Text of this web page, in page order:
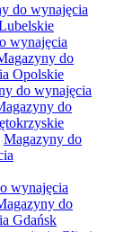
do wynajęcia
wynajęcia
do
Opolskie
do wynajęcia
do
Magazyny do
wynajęcia
do
Gdańsk